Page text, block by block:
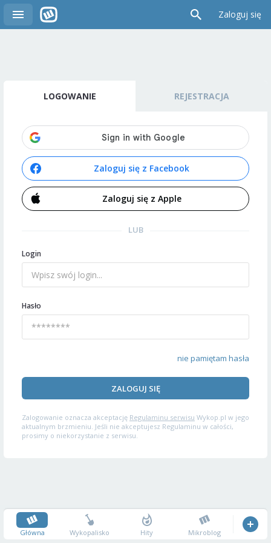
Zaloguj się
LOGOWANIE REJESTRACJA
Zaloguj się z Facebook
Zaloguj się z Apple
LUB
Login
Hasło
nie pamiętam hasła
ZALOGUJ SIĘ
Zalogowanie oznacza akceptację Regulaminu serwisu Wykop.pl w jego
aktualnym brzmieniu. Jeśli nie akceptujesz Regulaminu w całości,
prosimy o niekorzystanie z serwisu.
Główna Wykopalisko Hity Mikroblog